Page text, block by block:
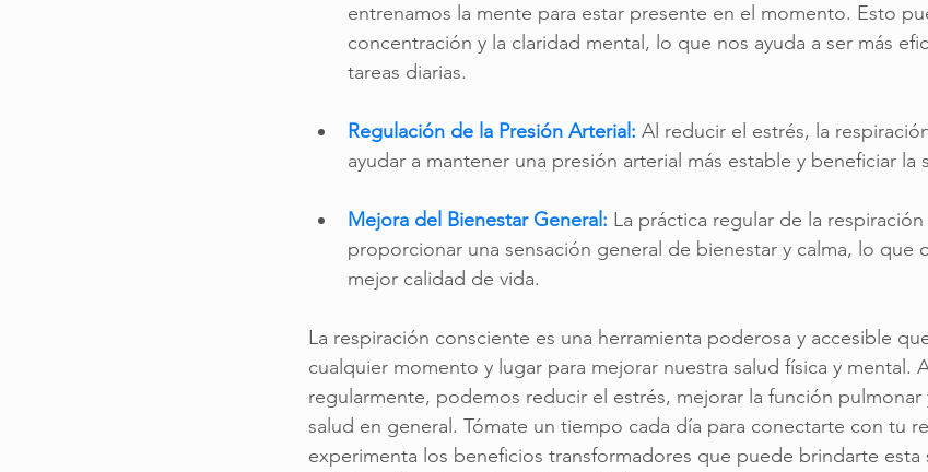
entrenamos la mente para estar presente en el momento. Esto
concentración y la claridad mental, lo que nos ayuda a ser más
tareas diarias.
Regulación de la Presión Arterial: Al reducir el estrés, la
ayudar a mantener una presión arterial más estable y beneficiar la
Mejora del Bienestar General: La práctica regular de la
proporcionar una sensación general de bienestar y calma, lo que
mejor calidad de vida.
La respiración consciente es una herramienta poderosa y accesible
cualquier momento y lugar para mejorar nuestra salud física y mental.
regularmente, podemos reducir el estrés, mejorar la función pulmonar
salud en general. Tómate un tiempo cada día para conectarte con tu
experimenta los beneficios transformadores que puede brindarte esta